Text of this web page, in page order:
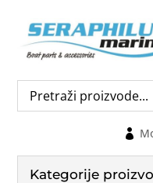
Kategorije